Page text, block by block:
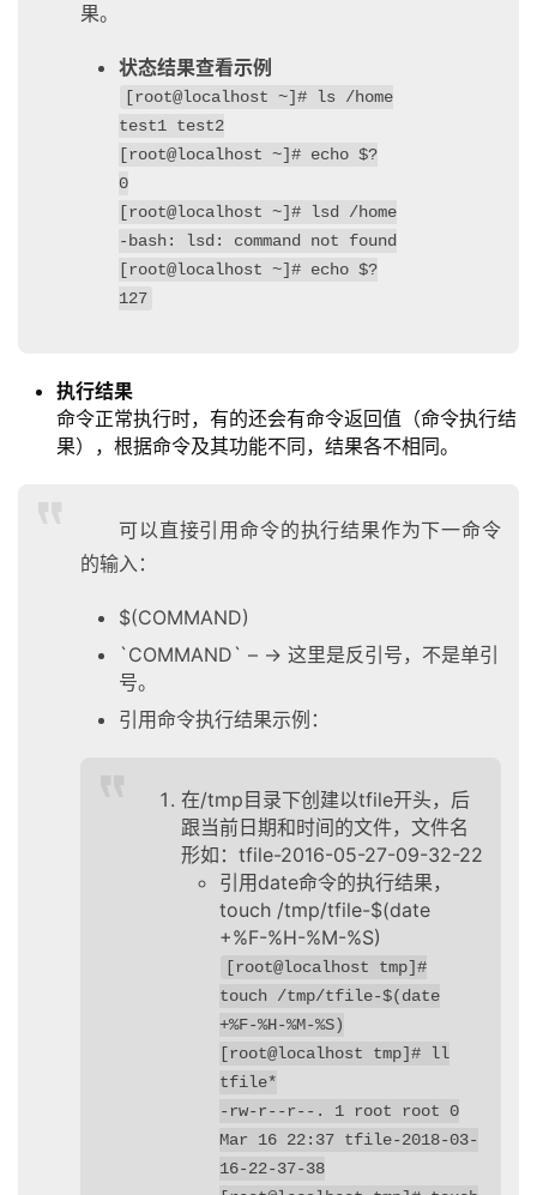
果。
状态结果查看示例
[root@localhost ~]# ls /home
test1 test2
[root@localhost ~]# echo $?
0
[root@localhost ~]# lsd /home
-bash: lsd: command not found
[root@localhost ~]# echo $?
127
执行结果
命令正常执行时，有的还会有命令返回值（命令执行结
果），根据命令及其功能不同，结果各不相同。
可以直接引用命令的执行结果作为下一命令
的输入：
$(COMMAND)
`COMMAND` – -> 这里是反引号，不是单引
号。
引用命令执行结果示例：
在/tmp目录下创建以tfile开头，后
跟当前日期和时间的文件，文件名
形如：tfile-2016-05-27-09-32-22
引用date命令的执行结果，
touch /tmp/tfile-$(date
+%F-%H-%M-%S)
[root@localhost tmp]#
touch /tmp/tfile-$(date
+%F-%H-%M-%S)
[root@localhost tmp]# ll
tfile*
-rw-r--r--. 1 root root 0
Mar 16 22:37 tfile-2018-03-
16-22-37-38